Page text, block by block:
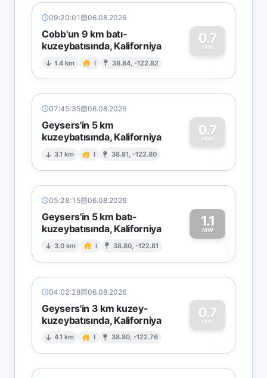
09:20:01 06.08.2026
Cobb'un 9 km batı-
kuzeybatısında, Kaliforniya
1.4 km I 38.84, -122.82
0.7
MW
0
07:45:35 06.08.2026
Geysers'in 5 km
kuzeybatısında, Kaliforniya
3.1 km I 38.81, -122.80
0.7
MW
0
05:28:15 06.08.2026
Geysers'in 5 km batı-
kuzeybatısında, Kaliforniya
3.0 km I 38.80, -122.81
1.1
MW1
04:02:28 06.08.2026
Geysers'in 3 km kuzey-
kuzeybatısında, Kaliforniya
4.1 km I 38.80, -122.76
0.7
MW
0